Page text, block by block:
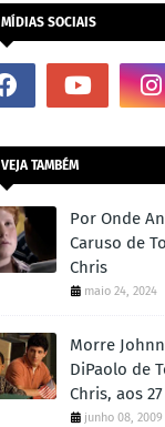
MÍDIAS SOCIAIS
VEJA TAMBÉM
Por Onde
Caruso de
Chris
maio 24, 2024
Morre
DiPaolo de
Chris, aos
junho 08, 2009